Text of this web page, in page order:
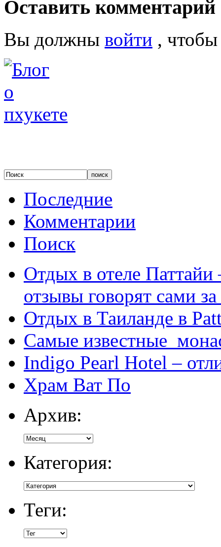
Оставить комментарий
Вы должны войти ,
Последние
Комментарии
Поиск
Отдых в отеле
отзывы говорят сами за
Отдых в Таиланде в
Самые известные
Indigo Pearl Hotel –
Храм Ват По
Архив:
Категория:
Теги: